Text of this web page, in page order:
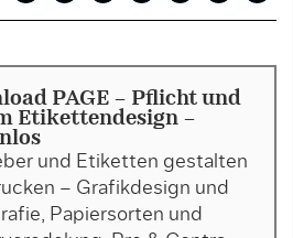
PAGE - Pflicht und
Etikettendesign -
und Etiketten gestalten
– Grafikdesign und
Papiersorten und